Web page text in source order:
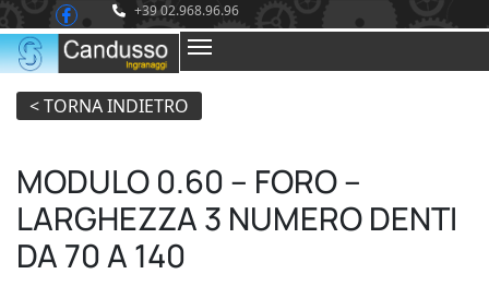
+39 02.968.96.96
MODULO 0.60 – FORO –
LARGHEZZA 3 NUMERO DENTI
DA 70 A 140